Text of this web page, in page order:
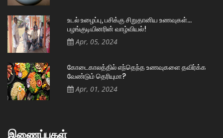
உடல் உழைப்பு, பசிக்கு சிறுதானிய உணவுகள்…
பழங்குடியினரின் வாழ்வியல்!
Apr, 05, 2024
கோடைகாலத்தில் எந்தெந்த உணவுகளை தவிர்க்க
வேண்டும் தெரியுமா?
Apr, 01, 2024